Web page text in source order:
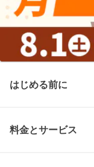
はじめる前に
料金とサービス